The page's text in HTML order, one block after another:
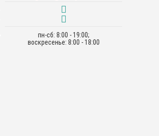
пн-сб: 8:00 - 19:00;
воскресенье: 8:00 - 18:00